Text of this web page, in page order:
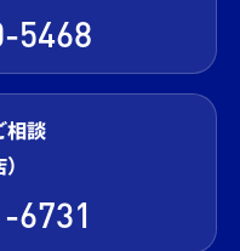
5468
相談
6731